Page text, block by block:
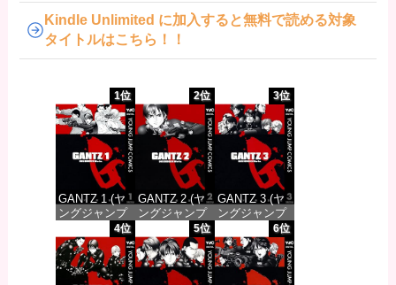
Kindle Unlimited に加入すると無料で読める対象
タイトルはこちら！！
1位
GANTZ 1 (ヤ
ングジャンプ
コミックス
DIGITAL)
価格：¥100
2位
GANTZ 2 (ヤ
ングジャンプ
コミックス
DIGITAL)
価格：¥100
3位
GANTZ 3 (ヤ
ングジャンプ
コミックス
DIGITAL)
価格：¥100
4位 5位 6位